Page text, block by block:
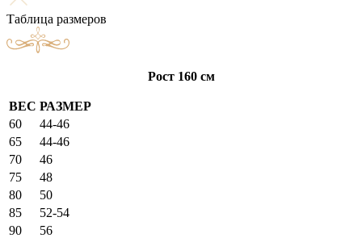
Таблица размеров
Рост 160 см
ВЕС РАЗМЕР
60
44-46
65
44-46
70
46
75
48
80
50
85
52-54
90
56